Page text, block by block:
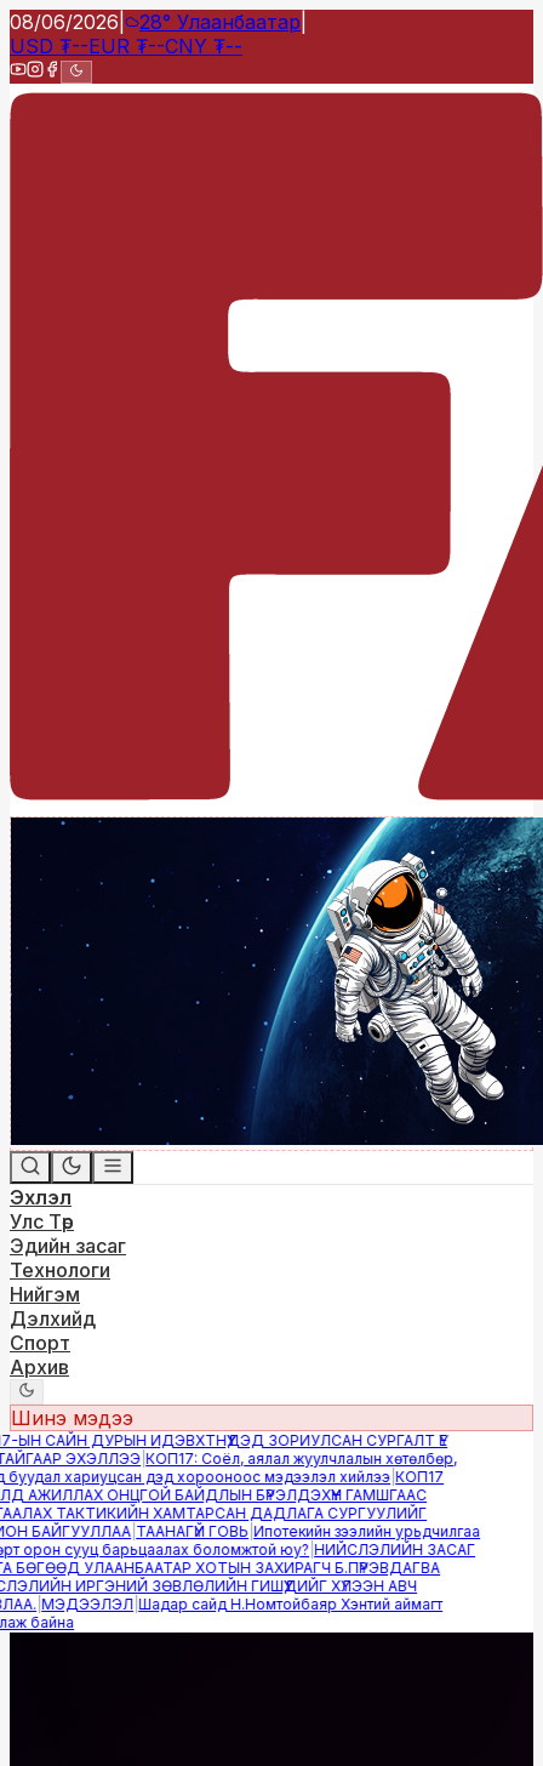
08/06/2026 28° Улаанбаатар
USD ₮--EUR ₮--CNY ₮--
Эхлэл
Улс Төр
Эдийн засаг
Технологи
Нийгэм
Дэлхийд
Спорт
Архив
Шинэ мэдээ
ЫН САЙН ДУРЫН ИДЭВХТНҮҮДЭД ЗОРИУЛСАН СУРГАЛТ ҮЕ
ЭХЭЛЛЭЭ|КОП17: Соёл, аялал жуулчлалын хөтөлбөр,
хариуцсан дэд хорооноос мэдээлэл хийлээ|КОП17
АЖИЛЛАХ ОНЦГОЙ БАЙДЛЫН БҮРЭЛДЭХҮҮН ГАМШГААС
ТАКТИКИЙН ХАМТАРСАН ДАДЛАГА СУРГУУЛИЙГ
БАЙГУУЛЛАА|ТААНАГҮЙ ГОВЬ|Ипотекийн зээлийн урьдчилгаа
орон сууц барьцаалах боломжтой юу?|НИЙСЛЭЛИЙН ЗАСАГ
УЛААНБААТАР ХОТЫН ЗАХИРАГЧ Б.ПҮРЭВДАГВА
ИРГЭНИЙ ЗӨВЛӨЛИЙН ГИШҮҮДИЙГ ХҮЛЭЭН АВЧ
|МЭДЭЭЛЭЛ|Шадар сайд Н.Номтойбаяр Хэнтий аймагт
байна